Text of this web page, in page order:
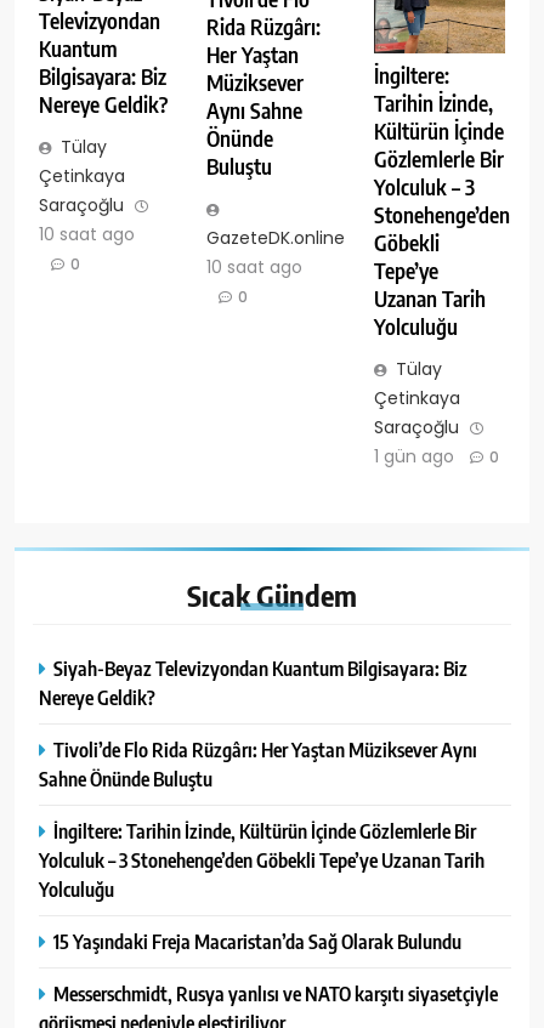
Televizyondan
Kuantum
Bilgisayara: Biz
Nereye Geldik?
Tülay
Çetinkaya
Saraçoğlu
10 saat ago
0
Rida Rüzgârı:
Her Yaştan
Müziksever
Aynı Sahne
Önünde
Buluştu
GazeteDK.online
10 saat ago
0
İngiltere:
Tarihin İzinde,
Kültürün İçinde
Gözlemlerle Bir
Yolculuk – 3
Stonehenge’den
Göbekli
Tepe’ye
Uzanan Tarih
Yolculuğu
Tülay
Çetinkaya
Saraçoğlu
1 gün ago
0
SıcakGündem
Siyah-Beyaz Televizyondan Kuantum Bilgisayara: Biz
Nereye Geldik?
Tivoli’de Flo Rida Rüzgârı: Her Yaştan Müziksever Aynı
Sahne Önünde Buluştu
İngiltere: Tarihin İzinde, Kültürün İçinde Gözlemlerle Bir
Yolculuk – 3 Stonehenge’den Göbekli Tepe’ye Uzanan Tarih
Yolculuğu
15 Yaşındaki Freja Macaristan’da Sağ Olarak Bulundu
Messerschmidt, Rusya yanlısı ve NATO karşıtı siyasetçiyle
görüşmesi nedeniyle eleştiriliyor